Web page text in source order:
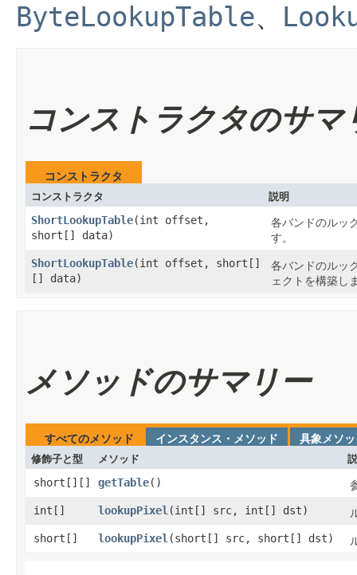
ByteLookupTable、
コンストラクタのサマ
コンストラクタ
コンストラクタ
説明
ShortLookupTable​(int offset,
short[] data)
各バンドのルッ
す。
ShortLookupTable​(int offset, short[]
[] data)
各バンドのルッ
ェクトを構築し
メソッドのサマリー
すべてのメソッド インスタンス・メソッド
具象メソ
修飾子と型
メソッド
short[][] getTable​()
int[] lookupPixel ​(int[] src, int[] dst)
short[] lookupPixel ​(short[] src, short[] dst)